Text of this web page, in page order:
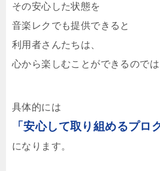
その安心した状態を
音楽レクでも提供できると
利用者さんたちは、
心から楽しむことができるのでは
具体的には
「安心して取り組めるプロ
になります。